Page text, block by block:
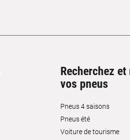
Recherchez et
vos pneus
Pneus 4 saisons
Pneus été
Voiture de tourisme